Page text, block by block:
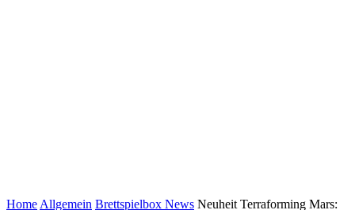
Home Allgemein Brettspielbox News Neuheit Terraforming Mars: